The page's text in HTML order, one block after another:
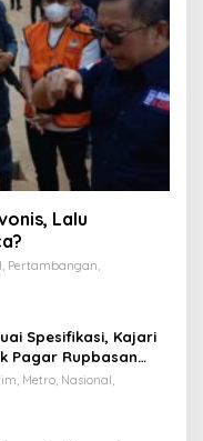
Lalu
Pertambangan,
Spesifikasi, Kajari
Pagar Rupbasan
Metro, Nasional,